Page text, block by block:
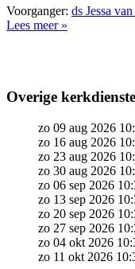
Voorganger: ds Jessa
Lees meer »
Overige
zo 09 aug 2026
zo 16 aug 2026
zo 23 aug 2026
zo 30 aug 2026
zo 06 sep 2026
zo 13 sep 2026
zo 20 sep 2026
zo 27 sep 2026
zo 04 okt 2026
zo 11 okt 2026